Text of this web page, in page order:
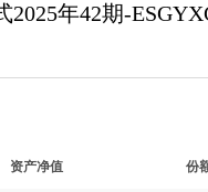
年42期-
资产净值 份